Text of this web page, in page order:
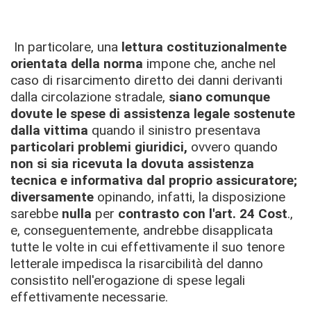
In particolare, una lettura costituzionalmente
orientata della norma impone che, anche nel
caso di risarcimento diretto dei danni derivanti
dalla circolazione stradale, siano comunque
dovute le spese di assistenza legale sostenute
dalla vittima quando il sinistro presentava
particolari problemi giuridici, ovvero quando
non si sia ricevuta la dovuta assistenza
tecnica e informativa dal proprio assicuratore;
diversamente opinando, infatti, la disposizione
sarebbe nulla per contrasto con l'art. 24 Cost.,
e, conseguentemente, andrebbe disapplicata
tutte le volte in cui effettivamente il suo tenore
letterale impedisca la risarcibilità del danno
consistito nell'erogazione di spese legali
effettivamente necessarie.